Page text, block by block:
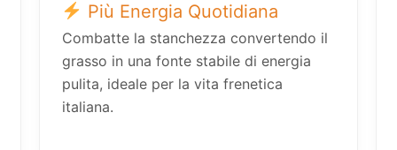
Più Energia Quotidiana
Combatte la stanchezza convertendo il
grasso in una fonte stabile di energia
pulita, ideale per la vita frenetica
italiana.